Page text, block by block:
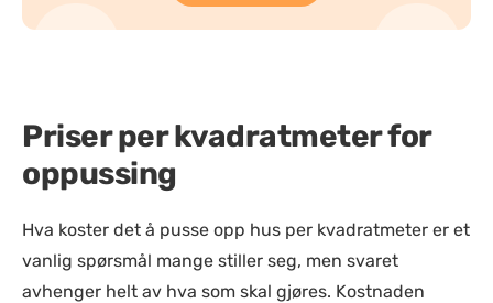
Priser per kvadratmeter for
oppussing
Hva koster det å pusse opp hus per kvadratmeter er et
vanlig spørsmål mange stiller seg, men svaret
avhenger helt av hva som skal gjøres. Kostnaden